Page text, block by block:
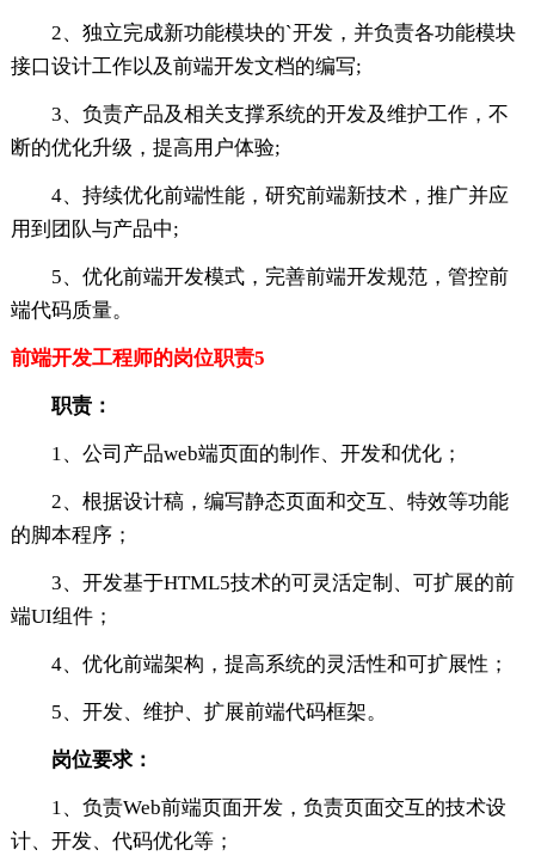
2、独立完成新功能模块的`开发，并负责各功能模块
接口设计工作以及前端开发文档的编写;
3、负责产品及相关支撑系统的开发及维护工作，不
断的优化升级，提高用户体验;
4、持续优化前端性能，研究前端新技术，推广并应
用到团队与产品中;
5、优化前端开发模式，完善前端开发规范，管控前
端代码质量。
前端开发工程师的岗位职责5
职责：
1、公司产品web端页面的制作、开发和优化；
2、根据设计稿，编写静态页面和交互、特效等功能
的脚本程序；
3、开发基于HTML5技术的可灵活定制、可扩展的前
端UI组件；
4、优化前端架构，提高系统的灵活性和可扩展性；
5、开发、维护、扩展前端代码框架。
岗位要求：
1、负责Web前端页面开发，负责页面交互的技术设
计、开发、代码优化等；